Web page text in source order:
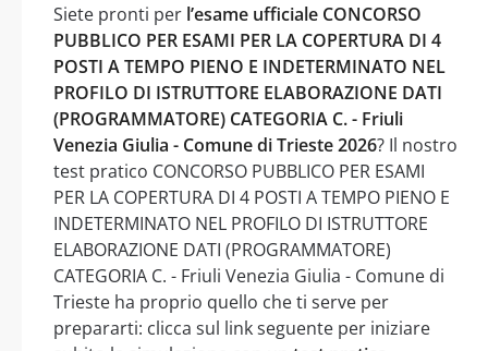
Siete pronti per l’esame ufficiale CONCORSO
PUBBLICO PER ESAMI PER LA COPERTURA DI 4
POSTI A TEMPO PIENO E INDETERMINATO NEL
PROFILO DI ISTRUTTORE ELABORAZIONE DATI
(PROGRAMMATORE) CATEGORIA C. - Friuli
Venezia Giulia - Comune di Trieste 2026? Il nostro
test pratico CONCORSO PUBBLICO PER ESAMI
PER LA COPERTURA DI 4 POSTI A TEMPO PIENO E
INDETERMINATO NEL PROFILO DI ISTRUTTORE
ELABORAZIONE DATI (PROGRAMMATORE)
CATEGORIA C. - Friuli Venezia Giulia - Comune di
Trieste ha proprio quello che ti serve per
prepararti: clicca sul link seguente per iniziare